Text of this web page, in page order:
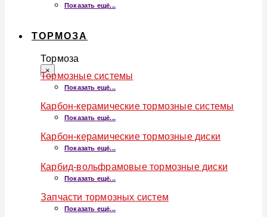
Показать ещё...
ТОРМОЗА
Тормоза
×
Тормозные системы
Показать ещё...
Карбон-керамические тормозные системы
Показать ещё...
Карбон-керамические тормозные диски
Показать ещё...
Карбид-вольфрамовые тормозные диски
Показать ещё...
Запчасти тормозных систем
Показать ещё...